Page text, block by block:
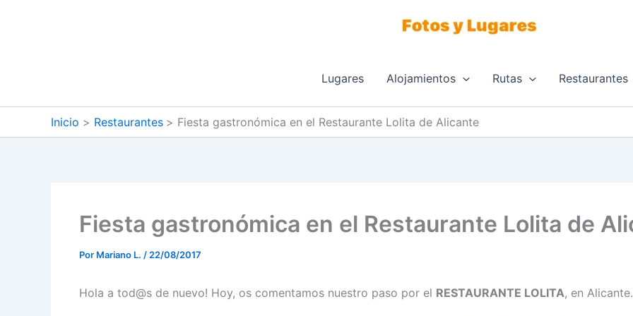
Lugares Alojamientos Rutas Restaurantes
Inicio Restaurantes Fiesta gastronómica en el Restaurante Lolita de Alicante
Fiesta gastronómica en el Restaurante Lolita de
Por Mariano L. /22/08/2017
Hola a tod@s de nuevo! Hoy, os comentamos nuestro paso por el RESTAURANTE LOLITA, en Alicante.